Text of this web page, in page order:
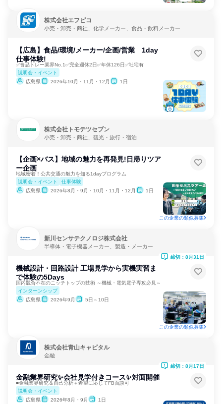
株式会社エフピコ
小売・卸売・商社、化学メーカー、食品・飲料メーカー
【広島】食品/環境/メーカー/企画/営業 1day
仕事体験!
✅食品トレー業界No.1✅完全週休2日✅年休126日✅社宅有
説明会・イベント
広島県
2026年10月・11月・12月 1日
株式会社トモテツセブン
小売・卸売・商社、観光・旅行・宿泊
【企画×バス】地域の魅力を再発見!日帰りツア
ー企画
地域密着！公共交通の魅力を知る1dayプログラム
説明会・イベント
仕事体験
広島県
2026年8月・9月・10月・11月・12月 1日
この企業の類似募集
新川センサテクノロジ株式会社
半導体・電子機器メーカー、製造・メーカー
機械設計・回路設計 工場見学から実機実習ま
で体験の5Days
国内競合不在のニッチトップの技術 ～機械・電気電子専攻必見～
インターンシップ
広島県
2026年9月 5日～10日
締切：8月31日
この企業の類似募集
株式会社青山キャピタル
金融
金融業界研究✨会社見学付きコース✨対面開催
■金融業界研究＆自己分析＋希望に応じてFB面談可
説明会・イベント
広島県
2026年8月・9月 1日
締切：8月17日